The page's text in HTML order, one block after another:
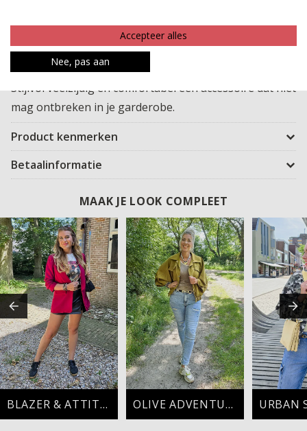
maar hij is ook heel leuk om een jurkje in de taille mee
af te stylen. Dankzij het super elastische materiaal past
deze riem vrijwel iedereen en zit hij altijd comfortabel.
Stijlvol veelzijdig en comfortabel een accessoire dat niet
mag ontbreken in je garderobe.
Product kenmerken
Betaalinformatie
MAAK JE LOOK COMPLEET
BLAZER & ATTITUDE OLIVE ADVENTURE
Accepteer alles
Nee, pas aan